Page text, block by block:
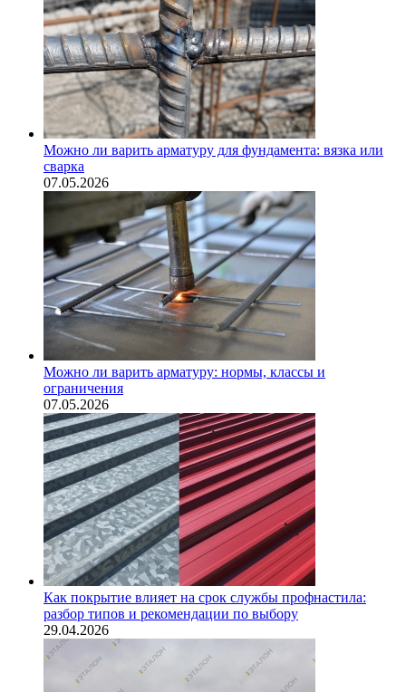
Можно ли варить арматуру для фундамента: вязка или
сварка
07.05.2026
Можно ли варить арматуру: нормы, классы и
ограничения
07.05.2026
Как покрытие влияет на срок службы профнастила:
разбор типов и рекомендации по выбору
29.04.2026